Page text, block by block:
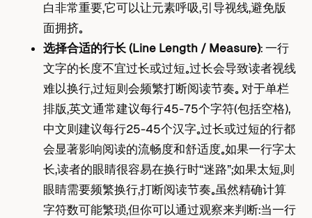
白非常重要，它可以让元素呼吸，引导视线，避免版
面拥挤。
选择合适的行长 (Line Length / Measure)： 一行
文字的长度不宜过长或过短。过长会导致读者视线
难以换行，过短则会频繁打断阅读节奏。 对于单栏
排版，英文通常建议每行45-75个字符（包括空格），
中文则建议每行25-45个汉字。过长或过短的行都
会显著影响阅读的流畅度和舒适度。如果一行字太
长，读者的眼睛很容易在换行时“迷路”；如果太短，则
眼睛需要频繁换行，打断阅读节奏。虽然精确计算
字符数可能繁琐，但你可以通过观察来判断：当一行